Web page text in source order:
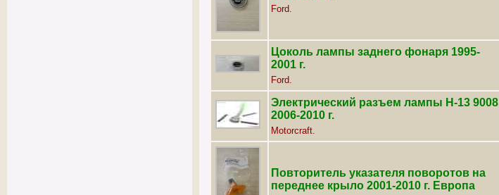
Ford.
Цоколь лампы заднего фонаря 1995-
2001 г.
Ford.
Электрический разъем лампы Н-13 9008
2006-2010 г.
Motorcraft.
Повторитель указателя поворотов на
переднее крыло 2001-2010 г. Европа